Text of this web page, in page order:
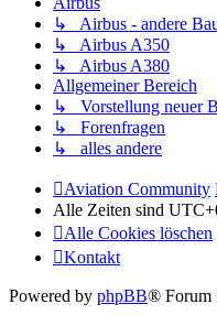
↳ Airbus - andere
↳ Airbus A350
↳ Airbus A380
Allgemeiner Bereich
↳ Vorstellung neuer
↳ Forenfragen
↳ alles andere
Aviation Community
Alle Zeiten sind
Alle Cookies löschen
Kontakt
Powered by phpBB® Forum